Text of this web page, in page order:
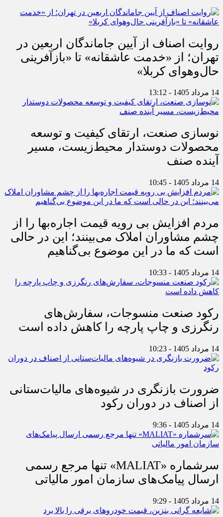
روایت اصناف از آیین جاماندگان اربعین در
تهران؛ از «خدمت عاشقانه» تا «بازآفرینی
حال‌وهوای کربلا»
14 مرداد 1405 - 13:12
نوسازی صنعت، ارتقای کیفیت و توسعه
محصولات دوستدار محیط‌زیست، مسیر
آینده صنف
14 مرداد 1405 - 10:45
مردم افزایش بی رویه قیمت اجاره‌بها را از
چشم مشاوران املاک می‌بینند؛ این در حالی
است که ما در این موضوع بی‌گناهیم
14 مرداد 1405 - 10:33
رکود صنعت منسوجات، سفارش‌های
رنگرزی و چاپ پارچه را کاهش داده است
14 مرداد 1405 - 10:23
ضرورت بازنگری در شیوه‌های مالیات‌ستانی
از اصناف در دوران رکود
14 مرداد 1405 - 9:36
سرشماره «MALIAT» تنها مرجع رسمی
ارسال پیامک‌های سازمان امور مالیاتی
14 مرداد 1405 - 9:29